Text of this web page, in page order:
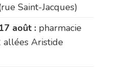
Saint-Jacques)
août : pharmacie
allées Aristide